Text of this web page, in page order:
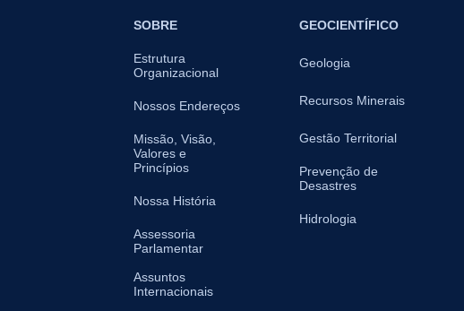
SOBRE
Estrutura
Organizacional
Nossos Endereços
Missão, Visão,
Valores e
Princípios
Nossa História
Assessoria
Parlamentar
Assuntos
Internacionais
GEOCIENTÍFICO
Geologia
Recursos Minerais
Gestão Territorial
Prevenção de
Desastres
Hidrologia